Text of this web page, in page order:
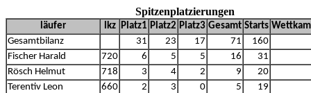
Spitzenplatzierungen
läufer lkz Platz1 Platz2 Platz3 Gesamt Starts
Gesamtbilanz
31 23 17 71
160
Fischer Harald
720 6 5 5 16
31
Rösch Helmut
718 3 4 2 9
20
Terentiv Leon
660 2 3 0 5
19